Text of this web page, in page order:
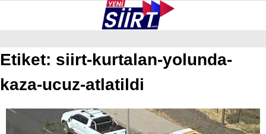
GALERİ VİDEO
Etiket: siirt-kurtalan-yolunda-
kaza-ucuz-atlatildi